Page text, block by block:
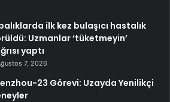
ilk kez bulaşıcı hastalık
Uzmanlar ‘tüketmeyin’
yaptı
7, 2026
23 Görevi: Uzayda Yenilikçi